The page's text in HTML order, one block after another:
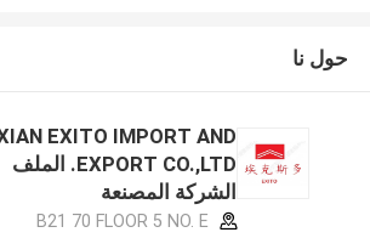
حول نا
EXITO IMPORT AND
EXPORT CO.,LTD. الملف
الشركة المصنعة
B21 70 FLOOR 5 NO. E